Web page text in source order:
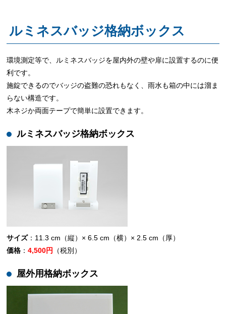
ルミネスバッジ格納ボックス
環境測定等で、ルミネスバッジを屋内外の壁や扉に設置するのに便
利です。
施錠できるのでバッジの盗難の恐れもなく、雨水も箱の中には溜ま
らない構造です。
木ネジか両面テープで簡単に設置できます。
ルミネスバッジ格納ボックス
サイズ：11.3 cm（縦）× 6.5 cm（横）× 2.5 cm（厚）
価格 ：4,500円 （税別）
屋外用格納ボックス